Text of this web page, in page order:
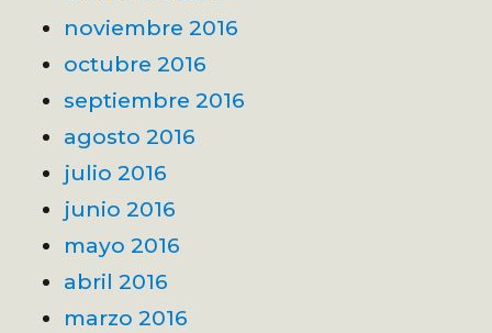
noviembre 2016
octubre 2016
septiembre 2016
agosto 2016
julio 2016
junio 2016
mayo 2016
abril 2016
marzo 2016